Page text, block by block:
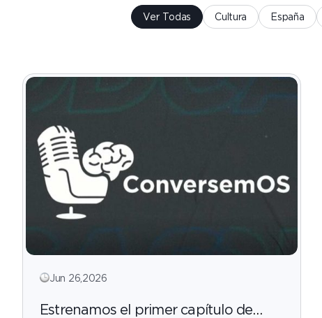
Ver Todas Cultura España
Jun 26,2026
Estrenamos el primer capítulo de